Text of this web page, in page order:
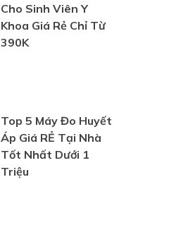
Cho Sinh Viên Y
Khoa Giá Rẻ Chỉ Từ
390K
Top 5 Máy Đo Huyết
Áp Giá RẺ Tại Nhà
Tốt Nhất Dưới 1
Triệu